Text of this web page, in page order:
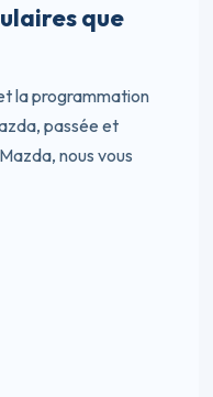
que
la programmation
passée et
nous vous